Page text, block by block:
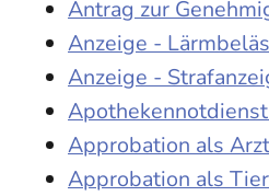
Antrag zur
Anzeige -
Anzeige -
Approbation als
Approbation als